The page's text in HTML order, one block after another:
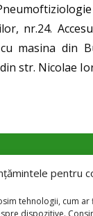
pentru
tehnologii, cum ar
dispozitive.
nr.24.
masina din
str. Nicolae